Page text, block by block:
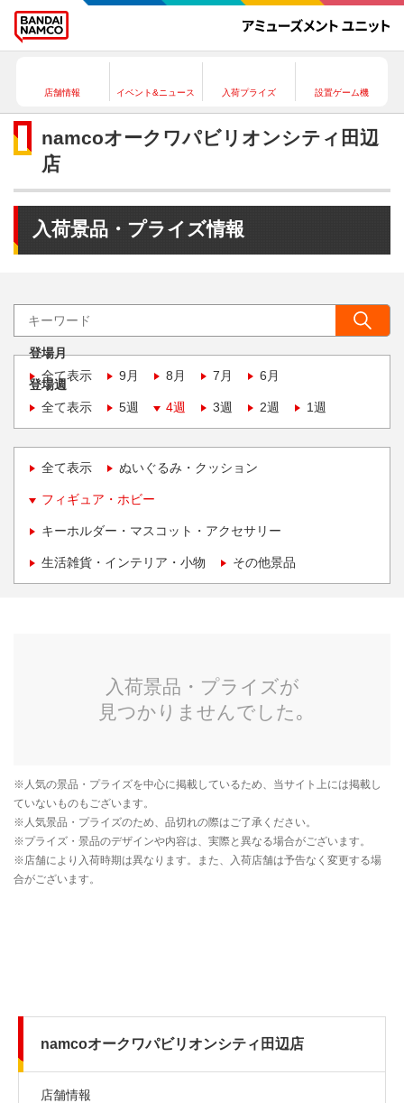
店舗情報 イベント&ニュース 入荷プライズ 設置ゲーム機
namcoオークワパビリオンシティ田辺
店
入荷景品・プライズ情報
登場月
全て表示
9月 8月 7月 6月
登場週
全て表示
5週 4週 3週 2週 1週
全て表示 ぬいぐるみ・クッション
フィギュア・ホビー
キーホルダー・マスコット・アクセサリー
生活雑貨・インテリア・小物 その他景品
namcoオークワパビリオンシティ田辺店
店舗情報